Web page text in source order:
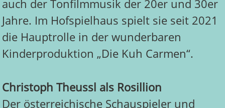
auch der Tonfilmmusik der 20er und 30er
Jahre. Im Hofspielhaus spielt sie seit 2021
die Hauptrolle in der wunderbaren
Kinderproduktion „Die Kuh Carmen“.
Christoph Theussl als Rosillion
Der österreichische Schauspieler und